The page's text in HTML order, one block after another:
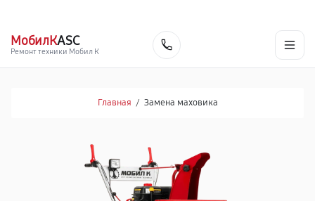
МобилКASC
Ремонт техники Мобил К
Главная / Замена маховика